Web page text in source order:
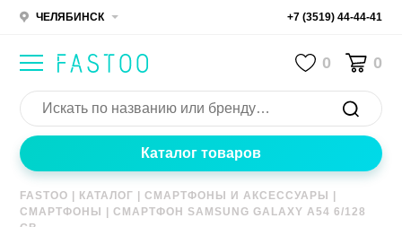
ЧЕЛЯБИНСК +7 (3519) 44-44-41
0 0
Каталог товаров
FASTOO КАТАЛОГ |СМАРТФОНЫ И АКСЕССУАРЫ
СМАРТФОНЫ
|СМАРТФОН SAMSUNG GALAXY A54 6/128